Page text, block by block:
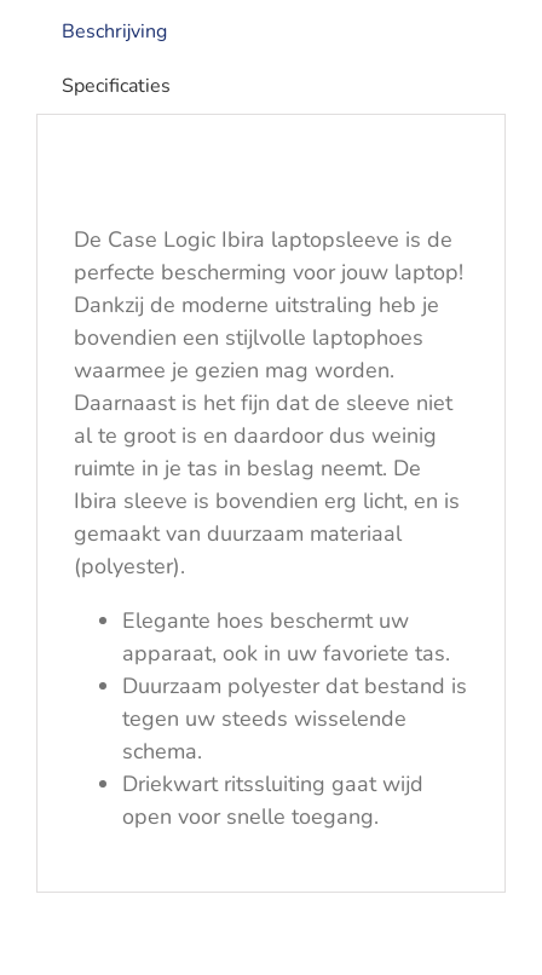
Beschrijving
Specificaties
De Case Logic Ibira laptopsleeve is de
perfecte bescherming voor jouw laptop!
Dankzij de moderne uitstraling heb je
bovendien een stijlvolle laptophoes
waarmee je gezien mag worden.
Daarnaast is het fijn dat de sleeve niet
al te groot is en daardoor dus weinig
ruimte in je tas in beslag neemt. De
Ibira sleeve is bovendien erg licht, en is
gemaakt van duurzaam materiaal
(polyester).
Elegante hoes beschermt uw
apparaat, ook in uw favoriete tas.
Duurzaam polyester dat bestand is
tegen uw steeds wisselende
schema.
Driekwart ritssluiting gaat wijd
open voor snelle toegang.